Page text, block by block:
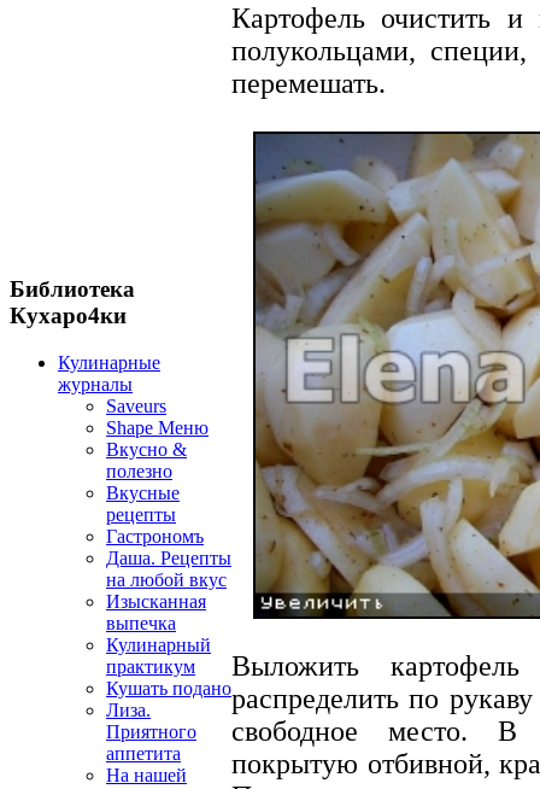
Библиотека
Кухаро4ки
Кулинарные
журналы
Saveurs
Shape Меню
Вкусно &
полезно
Вкусные
рецепты
Гастрономъ
Даша. Рецепты
на любой вкус
Изысканная
выпечка
Кулинарный
практикум
Кушать подано
Лиза.
Приятного
аппетита
На нашей
Картофель очистить и
полукольцами,
перемешать.
Выложить
распределить по
свободное место. В
покрытую отбивной,